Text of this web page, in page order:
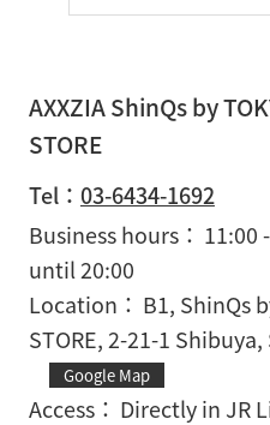
AXXZIA ShinQs by
STORE
Tel： 03-6434-1692
Business hours
11:00
until 20:00
Location
B1, ShinQs
STORE, 2-21-1
Google Map
Access
Directly in JR